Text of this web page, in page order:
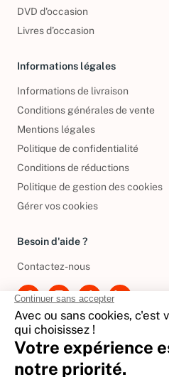
DVD d'occasion
Livres d’occasion
Informations légales
Informations de livraison
Conditions générales de vente
Mentions légales
Politique de confidentialité
Conditions de réductions
Politique de gestion des cookies
Gérer vos cookies
Besoin d'aide ?
Contactez-nous
International
🇪🇸 Espagne